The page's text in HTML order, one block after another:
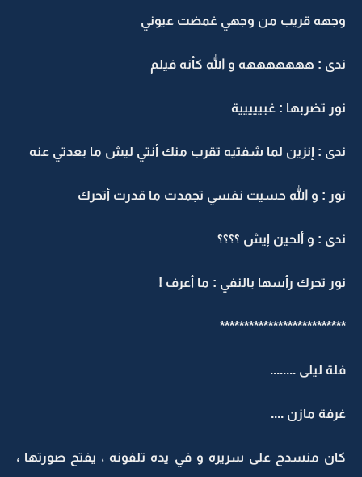
وجهه قريب من وجهي غمضت عيوني
ندى : هههههههه و الله كأنه فيلم
نور تضربها : غبييييية
ندى : إنزين لما شفتيه تقرب منك أنتي ليش ما بعدتي عنه
نور : و الله حسيت نفسي تجمدت ما قدرت أتحرك
ندى : و ألحين إيش ؟؟؟؟
نور تحرك رأسها بالنفي : ما أعرف !
**************************
فلة ليلى ........
غرفة مازن ....
كان منسدح على سريره و في يده تلفونه ، يفتح صورتها ،